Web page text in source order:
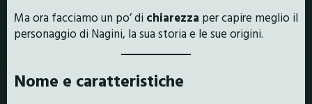
Ma ora facciamo un po’ di chiarezza per capire meglio il
personaggio di Nagini, la sua storia e le sue origini.
Nome e caratteristiche